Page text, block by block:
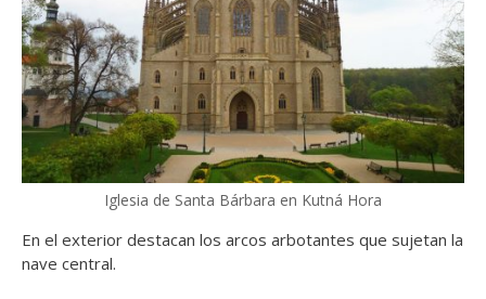
Iglesia de Santa Bárbara en Kutná Hora
En el exterior destacan los arcos arbotantes que sujetan la
nave central.